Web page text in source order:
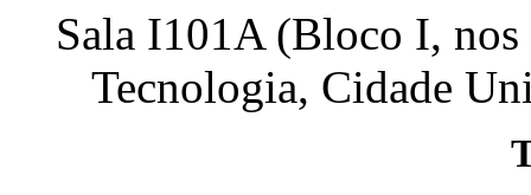
Sala I101A (Bloco I,
Tecnologia, Cidade